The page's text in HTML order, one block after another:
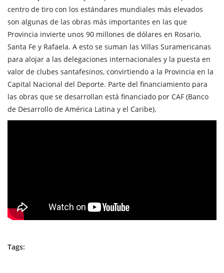
centro de tiro con los estándares mundiales más elevados
son algunas de las obras más importantes en las que
Provincia invierte unos 90 millones de dólares en Rosario,
Santa Fe y Rafaela. A esto se suman las Villas Suramericanas
para alojar a las delegaciones internacionales y la puesta en
valor de clubes santafesinos, convirtiendo a la Provincia en la
Capital Nacional del Deporte. Parte del financiamiento para
las obras que se desarrollan está financiado por CAF (Banco
de Desarrollo de América Latina y el Caribe).
Tags: